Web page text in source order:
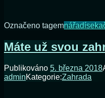
zahradě
nestačí
Označeno tagemnářadí
Máte už svou
Publikováno 5. března 2018
adminKategorie:Zahrada